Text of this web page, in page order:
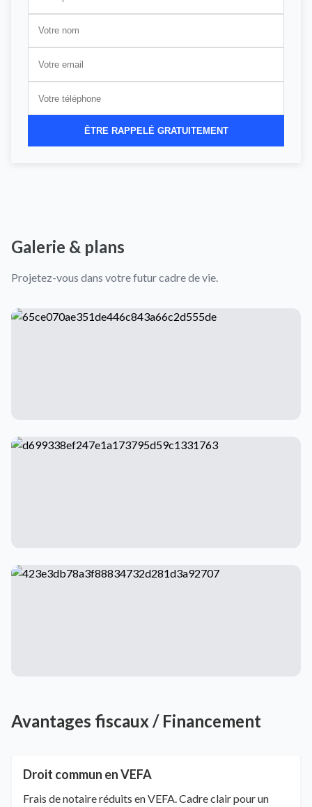
ÊTRE RAPPELÉ GRATUITEMENT
Galerie & plans
Projetez-vous dans votre futur cadre de vie.
Avantages fiscaux / Financement
Droit commun en VEFA
Frais de notaire réduits en VEFA. Cadre clair pour un